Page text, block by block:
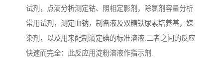
试剂，点滴分析测定钴、照相定影剂，除氯剂容量分析
常用试剂，测定血钠，制备液及双糖铁尿素培养基，媒
染剂，以及用来配制滴定碘的标准溶液.二者之间的反应
快速而完全：此反应用淀粉溶液作指示剂.